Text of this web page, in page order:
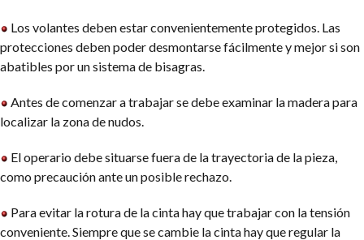
Los volantes deben estar convenientemente protegidos. Las
protecciones deben poder desmontarse fácilmente y mejor si son
abatibles por un sistema de bisagras.
Antes de comenzar a trabajar se debe examinar la madera para
localizar la zona de nudos.
El operario debe situarse fuera de la trayectoria de la pieza,
como precaución ante un posible rechazo.
Para evitar la rotura de la cinta hay que trabajar con la tensión
conveniente. Siempre que se cambie la cinta hay que regular la